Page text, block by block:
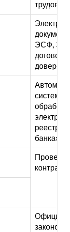
ЭСФ,
система
банка»
Проверка
законов